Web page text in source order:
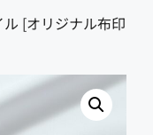
[オリジナル布印